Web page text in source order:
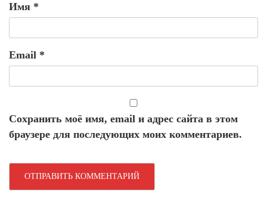
Имя *
Email *
Сохранить моё имя, email и адрес сайта в этом
браузере для последующих моих комментариев.